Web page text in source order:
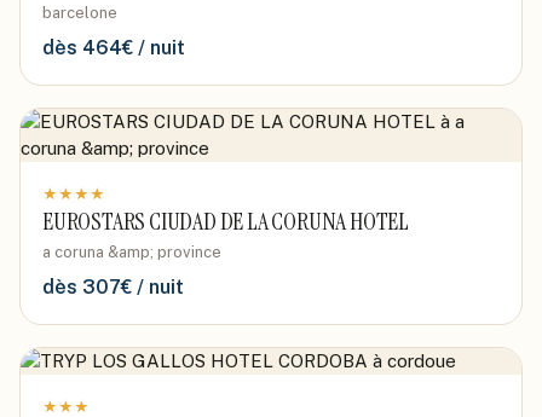
barcelone
dès 464€ / nuit
★ ★ ★ ★
EUROSTARS CIUDAD DE LA CORUNA HOTEL
a coruna &amp; province
dès 307€ / nuit
★ ★ ★